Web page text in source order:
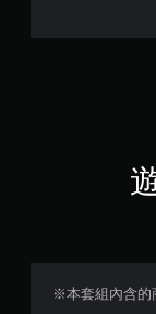
※本套組內含的